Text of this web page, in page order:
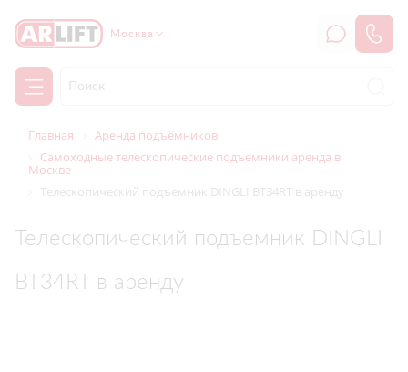
Москва
Главная
Аренда подъёмников
Самоходные телескопические подъемники аренда в
Москве
Телескопический подъемник DINGLI BT34RT в аренду
Телескопический подъемник DINGLI
BT34RT в аренду